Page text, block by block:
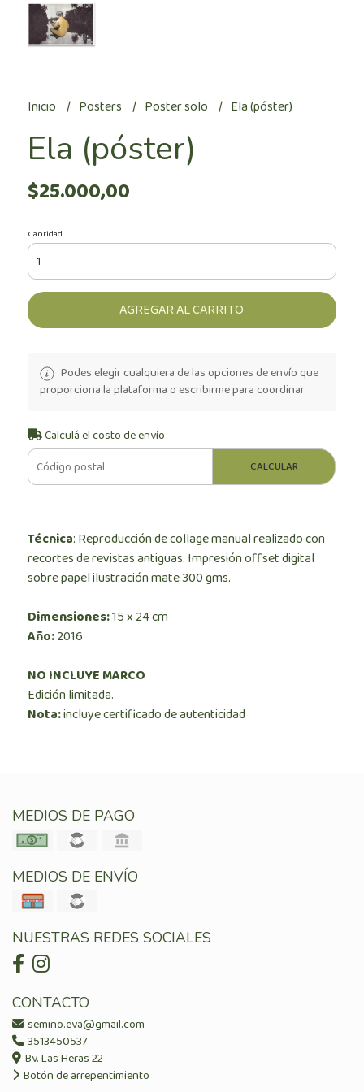
Inicio Posters Poster solo Ela (póster)
Ela (póster)
$25.000,00
Cantidad
AGREGAR AL CARRITO
Podes elegir cualquiera de las opciones de envío que
proporciona la plataforma o escribirme para coordinar
Calculá el costo de envío
CALCULAR
Técnica: Reproducción de collage manual realizado con
recortes de revistas antiguas. Impresión offset digital
sobre papel ilustración mate 300 gms.
Dimensiones:15 x 24 cm
Año:2016
NO INCLUYE MARCO
Edición limitada.
Nota:incluye certificado de autenticidad
MEDIOS DE PAGO
MEDIOS DE ENVÍO
NUESTRAS REDES SOCIALES
CONTACTO
semino.eva@gmail.com
3513450537
Bv. Las Heras 22
Botón de arrepentimiento